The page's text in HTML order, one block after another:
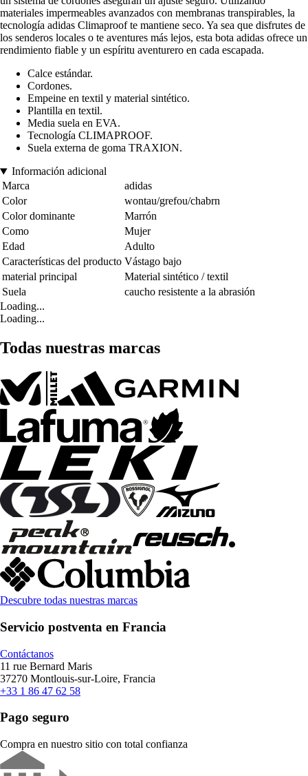
materiales impermeables avanzados con membranas transpirables, la
tecnología adidas Climaproof te mantiene seco. Ya sea que disfrutes de
los senderos locales o te aventures más lejos, esta bota adidas ofrece un
rendimiento fiable y un espíritu aventurero en cada escapada.
Calce estándar.
Cordones.
Empeine en textil y material sintético.
Plantilla en textil.
Media suela en EVA.
Tecnología CLIMAPROOF.
Suela externa de goma TRAXION.
Información adicional
Marca
adidas
Color
wontau/grefou/chabrn
Color dominante
Marrón
Como
Mujer
Edad
Adulto
Características del producto Vástago bajo
material principal
Material sintético / textil
Suela
caucho resistente a la abrasión
Loading...
Loading...
Todas nuestras marcas
Descubre todas nuestras marcas
Servicio postventa en Francia
Contáctanos
11 rue Bernard Maris
37270 Montlouis-sur-Loire, Francia
+33 1 86 47 62 58
Pago seguro
Compra en nuestro sitio con total confianza